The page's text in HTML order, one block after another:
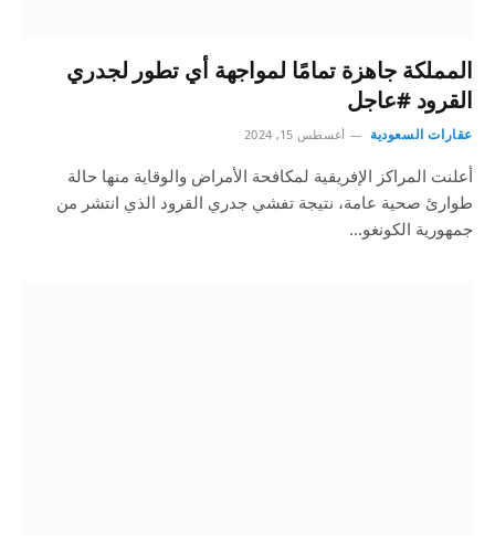
المملكة جاهزة تمامًا لمواجهة أي تطور لجدري
القرود #عاجل
عقارات السعودية أغسطس 15, 2024
أعلنت المراكز الإفريقية لمكافحة الأمراض والوقاية منها حالة
طوارئ صحية عامة، نتيجة تفشي جدري القرود الذي انتشر من
جمهورية الكونغو…